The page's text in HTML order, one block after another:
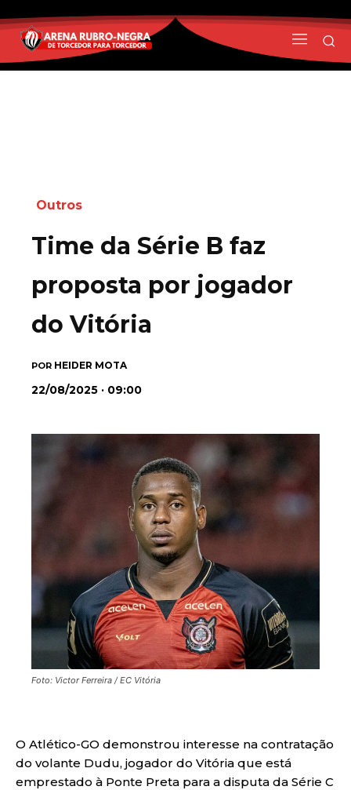
Outros
Time da Série B faz
proposta por jogador
do Vitória
POR HEIDER MOTA
22/08/2025 · 09:00
Foto: Victor Ferreira / EC Vitória
O Atlético-GO demonstrou interesse na contratação
do volante Dudu, jogador do Vitória que está
emprestado à Ponte Preta para a disputa da Série C